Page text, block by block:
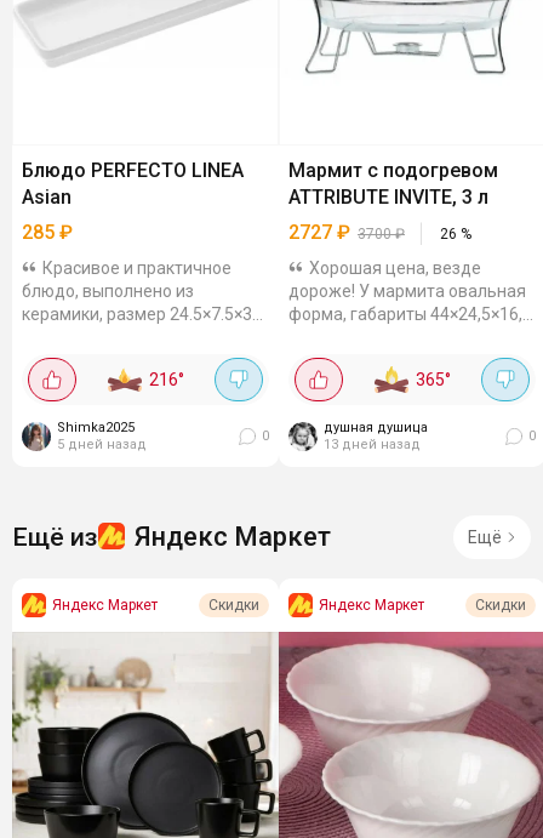
Блюдо PERFECTO LINEA
Asian
285 ₽
Красивое и практичное
блюдо, выполнено из
керамики, размер 24.5×7.5×3
подачи азиатских блюд и
закусок. Можно использовать
в микроволновой...
216°
Shimka2025
5 дней назад
0
Мармит с подогревом
ATTRIBUTE INVITE, 3 л
2727 ₽ 3700₽ 26 %
Хорошая цена, везде
дороже! У мармита овальная
форма, габариты 44×24,5×16,5
металлическая подставка с
подсвечником и свеча. Чаша
из жаропрочного...
365°
душная душица
13 дней назад
0
Ещё из Яндекс Маркет Ещё
Яндекс Маркет Скидки Яндекс Маркет Скидки